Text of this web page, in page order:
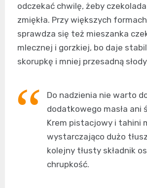
odczekać chwilę, żeby
zmiękła. Przy większych
sprawdza się też mieszanka
mlecznej i gorzkiej, bo daje
skorupkę i mniej przesadną
Do nadzienia nie warto
dodatkowego masła ani
Krem pistacjowy i tahini
wystarczająco dużo
kolejny tłusty składnik
chrupkość.